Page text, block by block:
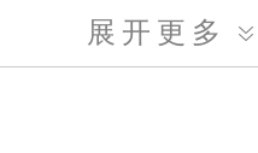
展开更多